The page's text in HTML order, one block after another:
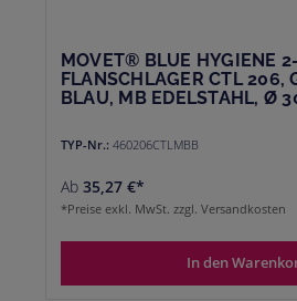
MOVET® BLUE HYGIENE
FLANSCHLAGER CTL 206,
BLAU, MB EDELSTAHL, Ø
TYP-Nr.: 460206CTLMBB
Ab 35,27 €*
*Preise exkl. MwSt. zzgl. Versandkosten
In den